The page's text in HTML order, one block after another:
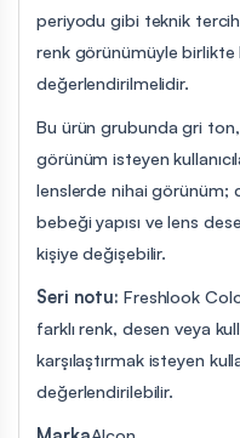
periyodu gibi teknik
renk görünümüyle birlikte
değerlendirilmelidir.
Bu ürün grubunda gri
görünüm isteyen
lenslerde nihai görünüm;
bebeği yapısı ve lens
kişiye değişebilir.
Seri notu: Freshlook
farklı renk, desen veya
karşılaştırmak isteyen
değerlendirilebilir.